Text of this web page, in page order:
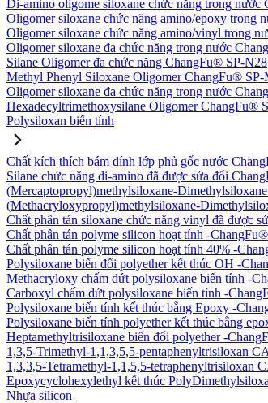
Di-amino oligome siloxane chức năng trong
Oligomer siloxane chức năng amino/epoxy trong
Oligomer siloxane chức năng amino/vinyl trong
Oligomer siloxane đa chức năng trong nước
Silane Oligomer đa chức năng ChangFu® SP-N28
Methyl Phenyl Siloxane Oligomer ChangFu® SP-
Oligomer siloxane đa chức năng trong nước
Hexadecyltrimethoxysilane Oligomer ChangFu®
Polysiloxan biến tính
Chất kích thích bám dính lớp phủ gốc nước
Silane chức năng di-amino đã được sửa đổi
(Mercaptopropyl)methylsiloxane-
(Methacryloxypropyl)methylsiloxane-
Chất phân tán siloxane chức năng vinyl đã được
Chất phân tán polyme silicon hoạt tính -
Chất phân tán polyme silicon hoạt tính 40% -
Polysiloxane biến đổi polyether kết thúc OH -
Methacryloxy chấm dứt polysiloxane biến tính -
Carboxyl chấm dứt polysiloxane biến tính -
Polysiloxane biến tính kết thúc bằng Epoxy -
Polysiloxane biến tính polyether kết thúc bằng
Heptamethyltrisiloxane biến đổi polyether -
1,3,5-Trimethyl-1,1,3,5,5-pentaphenyltrisiloxan
1,3,3,5-Tetramethyl-1,1,5,5-tetraphenyltrisiloxan
Epoxycyclohexylethyl kết thúc
Nhựa silicon